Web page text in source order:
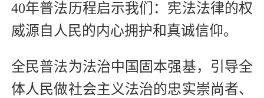
40年普法历程启示我们：宪法法律的权
威源自人民的内心拥护和真诚信仰。
全民普法为法治中国固本强基，引导全
体人民做社会主义法治的忠实崇尚者、